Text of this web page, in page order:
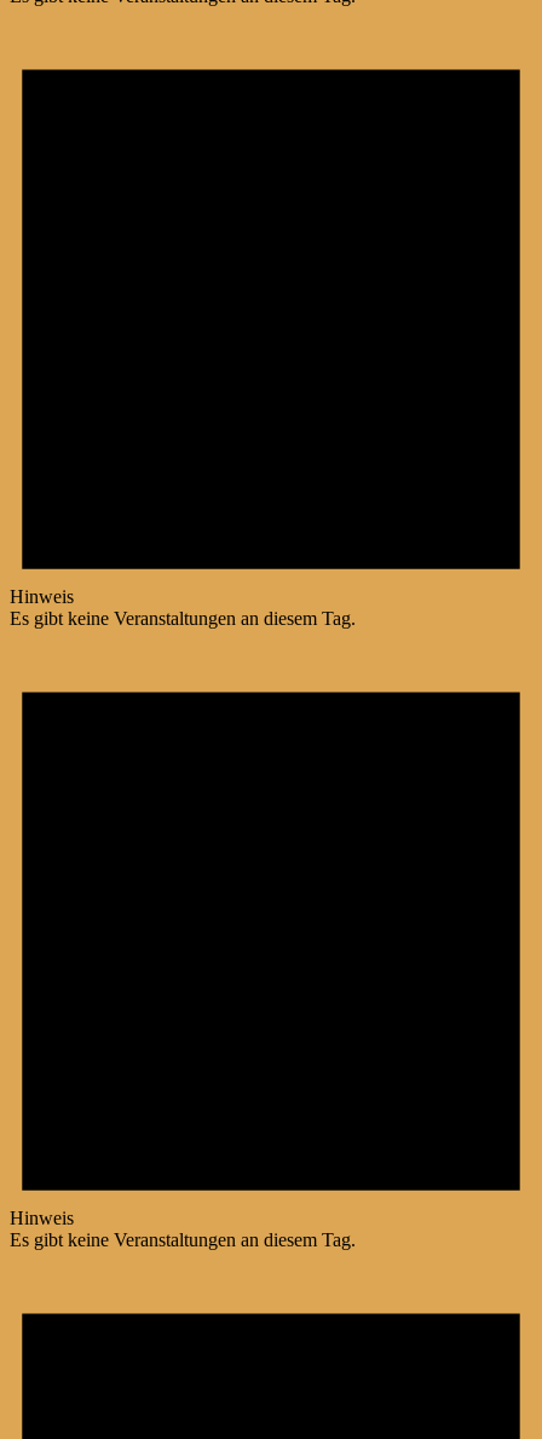
Hinweis
Es gibt keine Veranstaltungen an diesem Tag.
Hinweis
Es gibt keine Veranstaltungen an diesem Tag.